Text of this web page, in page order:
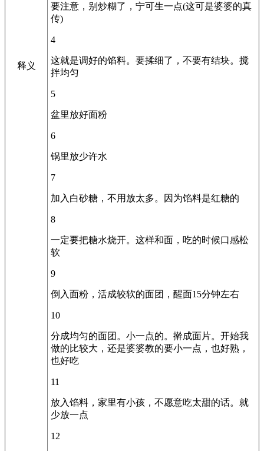
释义
要注意，别炒糊了，宁可生一点(这可是婆婆的真
传)
4
这就是调好的馅料。要揉细了，不要有结块。搅
拌均匀
5
盆里放好面粉
6
锅里放少许水
7
加入白砂糖，不用放太多。因为馅料是红糖的
8
一定要把糖水烧开。这样和面，吃的时候口感松
软
9
倒入面粉，活成较软的面团，醒面15分钟左右
10
分成均匀的面团。小一点的。擀成面片。开始我
做的比较大，还是婆婆教的要小一点，也好熟，
也好吃
11
放入馅料，家里有小孩，不愿意吃太甜的话。就
少放一点
12